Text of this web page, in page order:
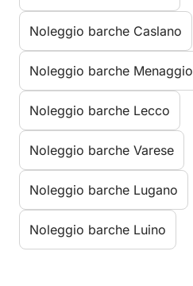
Noleggio barche Caslano
Noleggio barche Menaggio
Noleggio barche Lecco
Noleggio barche Varese
Noleggio barche Lugano
Noleggio barche Luino